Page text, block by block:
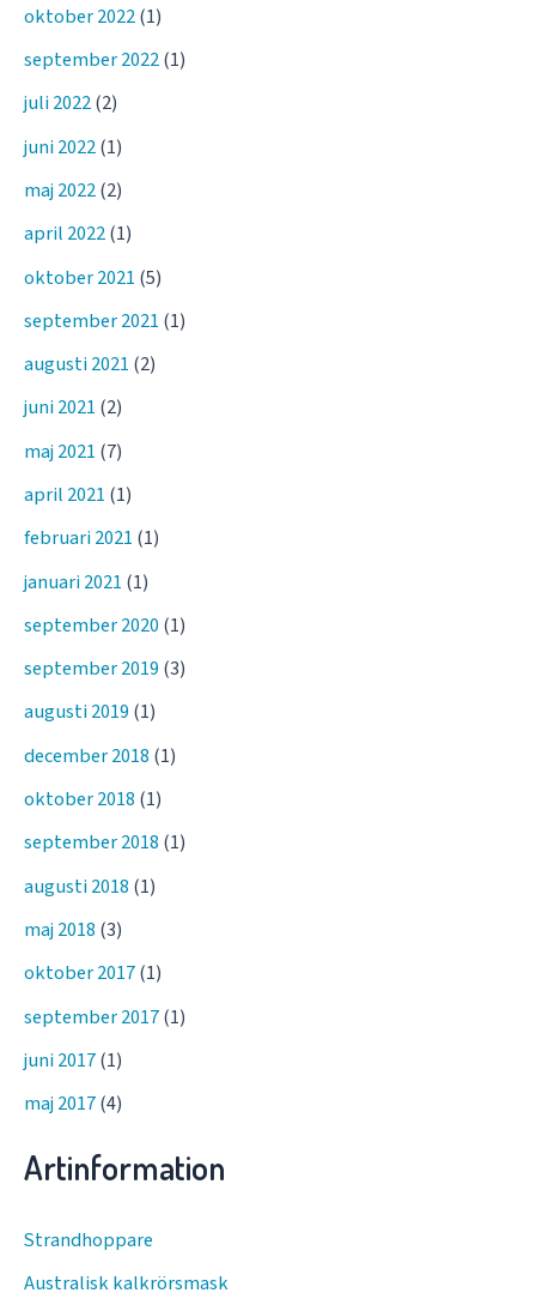
oktober 2022(1)
september 2022(1)
juli 2022(2)
juni 2022(1)
maj 2022(2)
april 2022(1)
oktober 2021 (5)
september 2021 (1)
augusti 2021 (2)
juni 2021 (2)
maj 2021 (7)
april 2021 (1)
februari 2021 (1)
januari 2021 (1)
september 2020 (1)
september 2019 (3)
augusti 2019 (1)
december 2018 (1)
oktober 2018 (1)
september 2018 (1)
augusti 2018 (1)
maj 2018 (3)
oktober 2017(1)
september 2017(1)
juni 2017(1)
maj 2017(4)
Artinformation
Strandhoppare
Australisk kalkrörsmask